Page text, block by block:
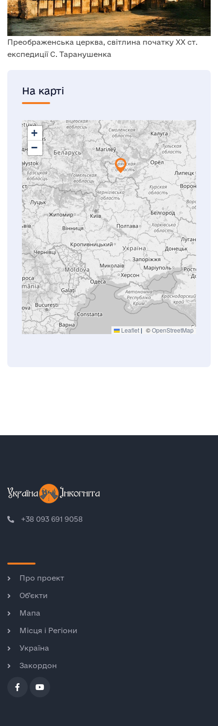
Преображенська церква, світлина початку ХХ ст.
експедиції С. Таранушенка
На карті
+
−
Leaflet | ©OpenStreetMap
+38 093 691 9058
Про проект
Об’єкти
Мапа
Місця і Регіони
Україна
Закордон